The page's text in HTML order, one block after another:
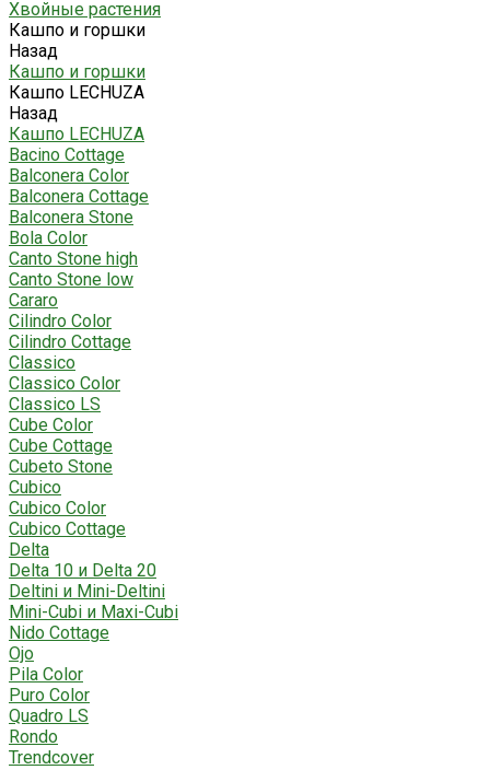
Хвойные растения
Кашпо и горшки
Назад
Кашпо и горшки
Кашпо LECHUZA
Назад
Кашпо LECHUZA
Bacino Cottage
Balconera Color
Balconera Cottage
Balconera Stone
Bola Color
Canto Stone high
Canto Stone low
Cararo
Cilindro Color
Cilindro Cottage
Classico
Classico Color
Classico LS
Cube Color
Cube Cottage
Cubeto Stone
Cubico
Cubico Color
Cubico Cottage
Delta
Delta 10 и Delta 20
Deltini и Mini-Deltini
Mini-Cubi и Maxi-Cubi
Nido Cottage
Ojo
Pila Color
Puro Color
Quadro LS
Rondo
Trendcover